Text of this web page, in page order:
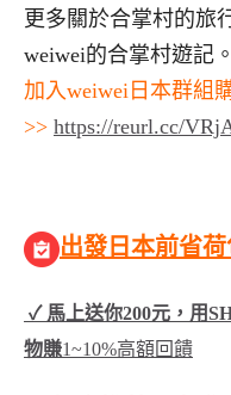
更多關於合掌村的旅
weiwei的合掌村遊記。
加入weiwei日本群組
>> https://reurl.cc/
出發日本前省
✓ 馬上送你200元，用
物賺1~10%高額回饋